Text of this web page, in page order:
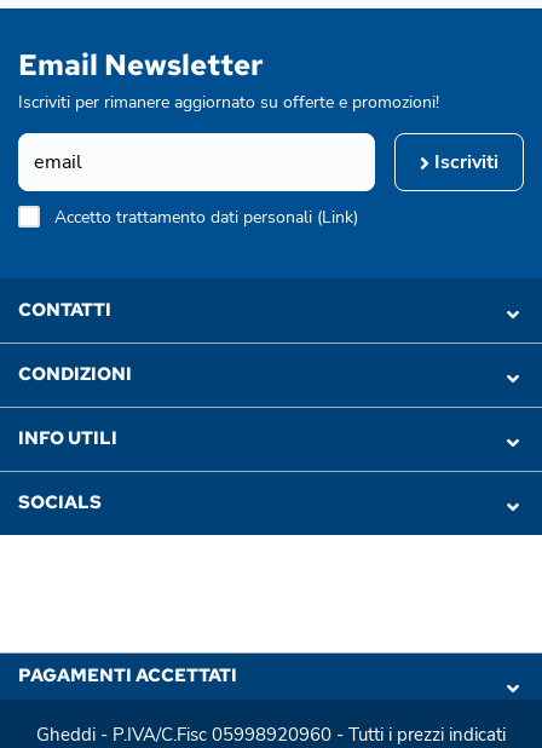
Email Newsletter
Iscriviti per rimanere aggiornato su offerte e promozioni!
Iscriviti
Accetto trattamento dati personali (Link)
CONTATTI
CONDIZIONI
INFO UTILI
SOCIALS
PAGAMENTI ACCETTATI
Gheddi - P.IVA/C.Fisc 05998920960 - Tutti i prezzi indicati